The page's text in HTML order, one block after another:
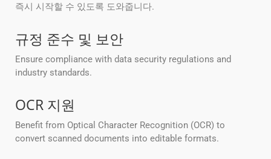
즉시 시작할 수 있도록 도와줍니다.
규정 준수 및 보안
Ensure compliance with data security regulations and
industry standards.
OCR 지원
Benefit from Optical Character Recognition (OCR) to
convert scanned documents into editable formats.